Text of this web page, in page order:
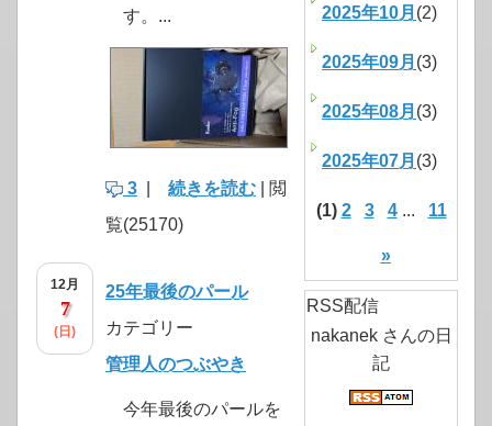
す。...
3 続きを読む | 閲
覧(25170)
12月
7
(日)
25年最後のパール
カテゴリー
管理人のつぶやき
今年最後のパールを
2025年10月 (2)
2025年09月 (3)
2025年08月 (3)
2025年07月 (3)
(1) 2 3 4... 11
»
RSS配信
nakanek さんの日
記